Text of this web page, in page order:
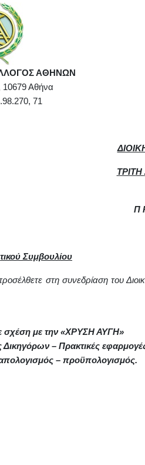
ΑΘΗΝΩΝ
Αθήνα
71
ΤΡΙΤΗ
Π
Συμβουλίου
στη συνεδρίαση του
σχέση με την «ΧΡΥΣΗ ΑΥΓΗ»
Δικηγόρων – Πρακτικές
– προϋπολογισμός.